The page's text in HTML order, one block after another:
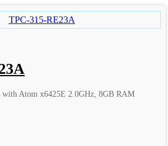
with Atom x6425E 2.0GHz, 8GB RAM